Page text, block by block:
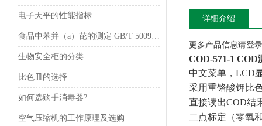
电子天平的性能指标
食品中苯并（a）芘的测定 GB/T 5009.27-2003
生物安全柜的分类
比色皿的选择
如何选购手消毒器?
空气压缩机的工作原理及选购
详细介绍
更多产品信息请登
COD-571-1
中文菜单，LCD
采用重铬酸钾比
直接读出COD结
二点标定（零氧